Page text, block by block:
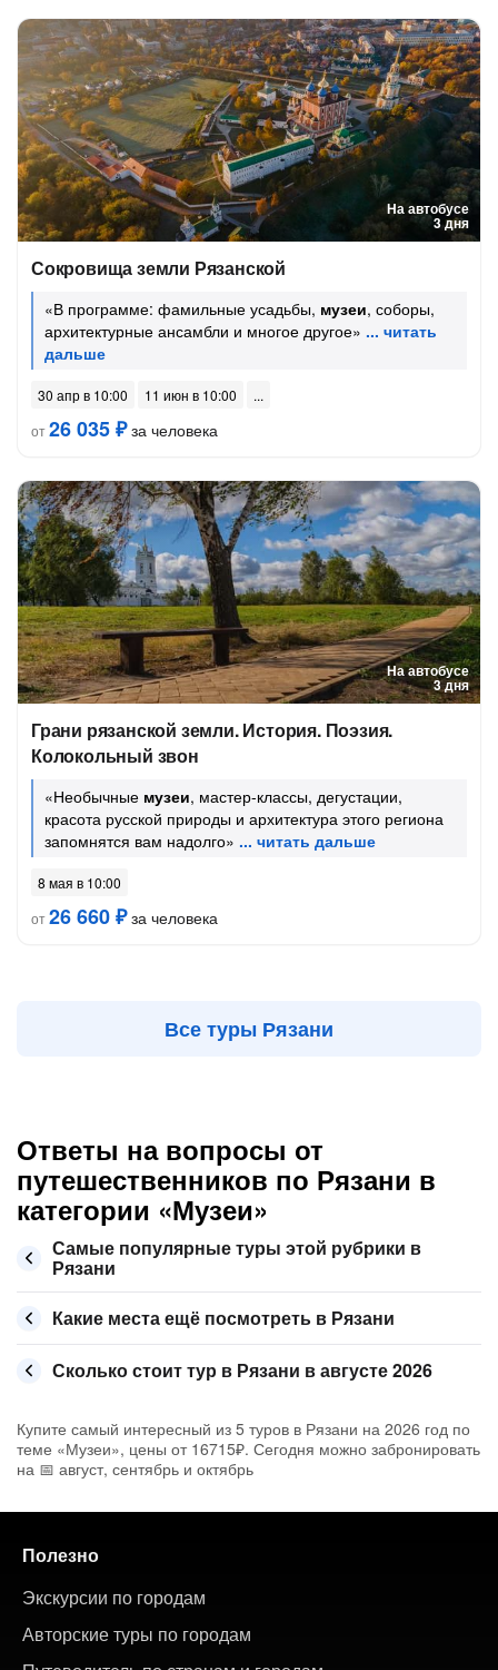
На автобусе
3 дня
Сокровища земли Рязанской
«В программе: фамильные усадьбы, музеи, соборы,
архитектурные ансамбли и многое другое»
30 апр в 10:00
11 июн в 10:00
от26 035 ₽за человека
На автобусе
3 дня
Грани рязанской земли. История. Поэзия.
Колокольный звон
«Необычные музеи, мастер-классы, дегустации,
красота русской природы и архитектура этого региона
запомнятся вам надолго»
8 мая в 10:00
от26 660 ₽за человека
Все туры Рязани
Ответы на вопросы от
путешественников по Рязани в
категории «Музеи»
Самые популярные туры этой рубрики в
Рязани
Какие места ещё посмотреть в Рязани
Сколько стоит тур в Рязани в августе 2026
Купите самый интересный из 5 туров в Рязани на 2026 год по
теме «Музеи», цены от 16715₽. Сегодня можно забронировать
на 📅 август, сентябрь и октябрь
Полезно
Экскурсии по городам
Авторские туры по городам